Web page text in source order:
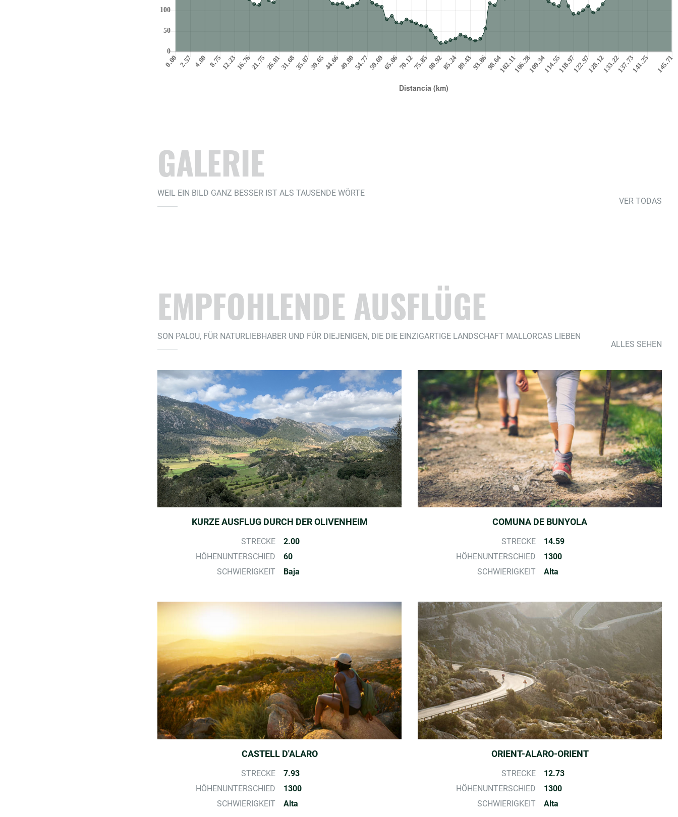
GALERIE
WEIL EIN BILD GANZ BESSER IST ALS TAUSENDE WÖRTE
VER TODAS
EMPFOHLENDE AUSFLÜGE
SON PALOU, FÜR NATURLIEBHABER UND FÜR DIEJENIGEN, DIE DIE EINZIGARTIGE LANDSCHAFT MALLORCAS LIEBEN
ALLES SEHEN
KURZE AUSFLUG DURCH DER OLIVENHEIM
STRECKE
2.00
HÖHENUNTERSCHIED
60
SCHWIERIGKEIT
Baja
COMUNA DE BUNYOLA
STRECKE
14.59
HÖHENUNTERSCHIED
1300
SCHWIERIGKEIT
Alta
CASTELL D'ALARO
STRECKE
7.93
HÖHENUNTERSCHIED
1300
SCHWIERIGKEIT
Alta
ORIENT-ALARO-ORIENT
STRECKE
12.73
HÖHENUNTERSCHIED
1300
SCHWIERIGKEIT
Alta